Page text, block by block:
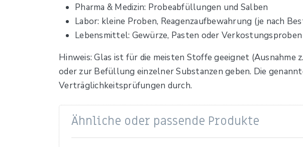
Pharma & Medizin: Probeabfüllungen und Salben
Labor: kleine Proben, Reagenzaufbewahrung (je nach
Lebensmittel: Gewürze, Pasten oder
Hinweis: Glas ist für die meisten Stoffe geeignet
oder zur Befüllung einzelner Substanzen geben. Die
Verträglichkeitsprüfungen durch.
Ähnliche oder passende Produkte